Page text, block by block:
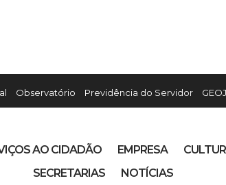
Observatório Previdência do Servidor
AO CIDADÃO EMPRESA
SECRETARIAS
NOTÍCIAS